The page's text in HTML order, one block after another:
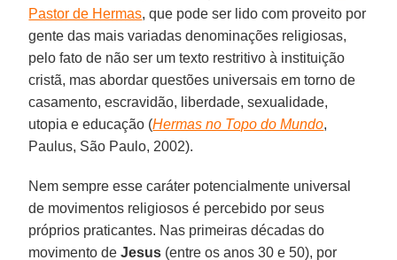
Pastor de Hermas, que pode ser lido com proveito por
gente das mais variadas denominações religiosas,
pelo fato de não ser um texto restritivo à instituição
cristã, mas abordar questões universais em torno de
casamento, escravidão, liberdade, sexualidade,
utopia e educação (Hermas no Topo do Mundo,
Paulus, São Paulo, 2002).
Nem sempre esse caráter potencialmente universal
de movimentos religiosos é percebido por seus
próprios praticantes. Nas primeiras décadas do
movimento deJesus (entre os anos 30 e 50), por